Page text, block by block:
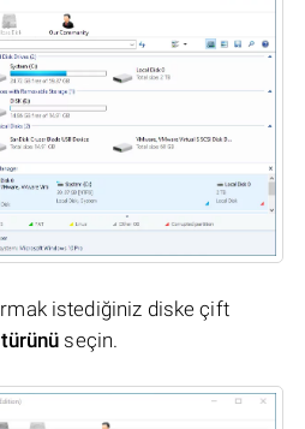
istediğiniz diske çift
seçin.